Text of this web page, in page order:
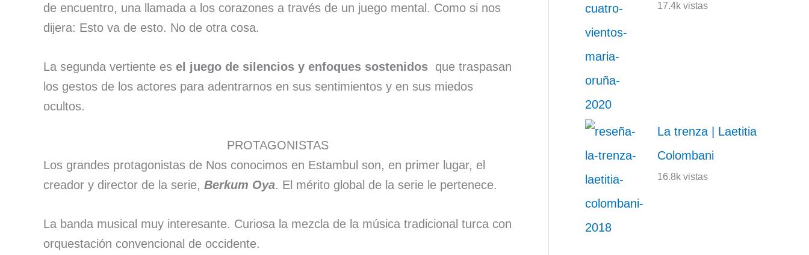
de encuentro, una llamada a los corazones a través de un juego mental. Como si nos
dijera: Esto va de esto. No de otra cosa.
La segunda vertiente es el juego de silencios y enfoques sostenidos que traspasan
los gestos de los actores para adentrarnos en sus sentimientos y en sus miedos
ocultos.
PROTAGONISTAS
Los grandes protagonistas de Nos conocimos en Estambul son, en primer lugar, el
creador y director de la serie, Berkum Oya. El mérito global de la serie le pertenece.
La banda musical muy interesante. Curiosa la mezcla de la música tradicional turca con
orquestación convencional de occidente.
17.4k vistas
La trenza | Laetitia
Colombani
16.8k vistas